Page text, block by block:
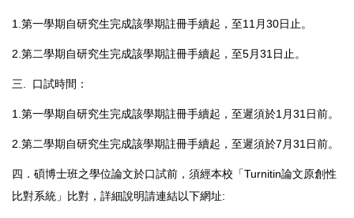
1.第一學期自研究生完成該學期註冊手續起，至11月30日止。
2.第二學期自研究生完成該學期註冊手續起，至5月31日止。
三. 口試時間：
1.第一學期自研究生完成該學期註冊手續起，至遲須於1月31日前。
2.第二學期自研究生完成該學期註冊手續起，至遲須於7月31日前。
四．碩博士班之學位論文於口試前，須經本校「Turnitin論文原創性
比對系統」比對，詳細說明請連結以下網址: